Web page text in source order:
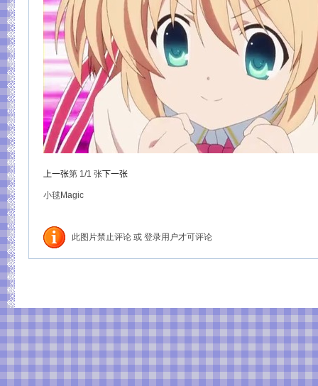
上一张第 1/1 张下一张
小毬Magic
此图片禁止评论 或 登录用户才可评论